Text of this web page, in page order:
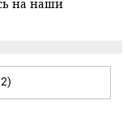
на наши